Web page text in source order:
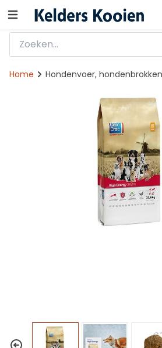
Home Hondenvoer,